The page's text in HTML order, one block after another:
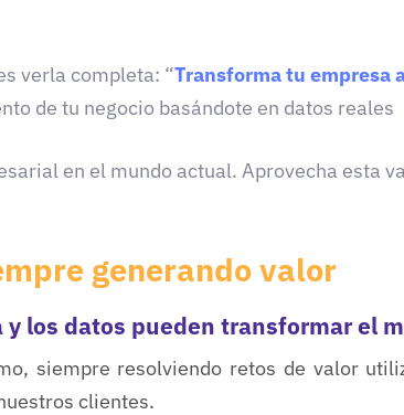
verla completa: “Transforma tu empresa
de tu negocio basándote en datos reales
en el mundo actual. Aprovecha esta
generando valor
y los datos pueden transformar el
siempre resolviendo retos de valor
clientes.